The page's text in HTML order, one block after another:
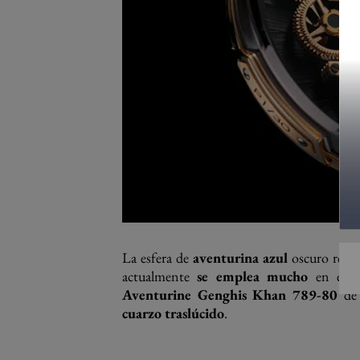
La esfera de aventurina azuloscuro
actualmentese emplea mucho en el
Aventurine Genghis Khan 789-80 de
cuarzo traslúcido.